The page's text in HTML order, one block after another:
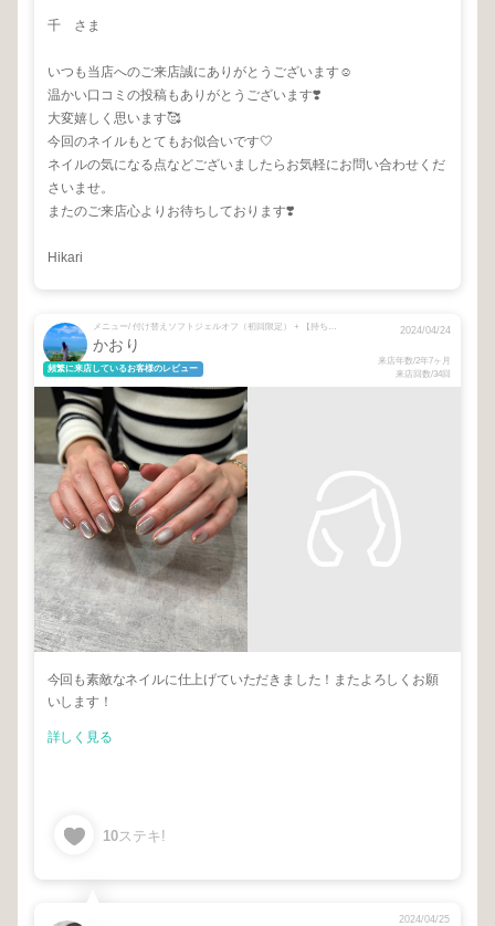
千 さま
いつも当店へのご来店誠にありがとうございます☺️
温かい口コミの投稿もありがとうございます❣️
大変嬉しく思います🥰
今回のネイルもとてもお似合いです🤍
ネイルの気になる点などございましたらお気軽にお問い合わせくだ
さいませ。
またのご来店心よりお待ちしております❣️
Hikari
メニュー/ 付け替えソフトジェルオフ（初回限定） + 【持ち込み◎】nuance design*
かおり
頻繁に来店しているお客様のレビュー
2024/04/24
来店年数/2年7ヶ月
来店回数/34回
今回も素敵なネイルに仕上げていただきました！またよろしくお願
いします！
詳しく見る
10ステキ!
2024/04/25